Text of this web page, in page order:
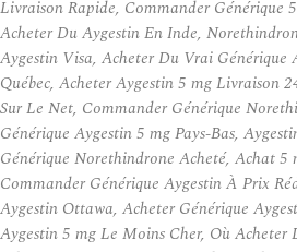
Livraison Rapide, Commander Générique
Acheter Du Aygestin En Inde,
Aygestin Visa, Acheter Du Vrai Générique
Québec, Acheter Aygestin 5 mg Livraison
Sur Le Net, Commander Générique
Générique Aygestin 5 mg Pays-Bas,
Générique Norethindrone Acheté, Achat 5
Commander Générique Aygestin À Prix
Aygestin Ottawa, Acheter Générique
Aygestin 5 mg Le Moins Cher, Où Acheter